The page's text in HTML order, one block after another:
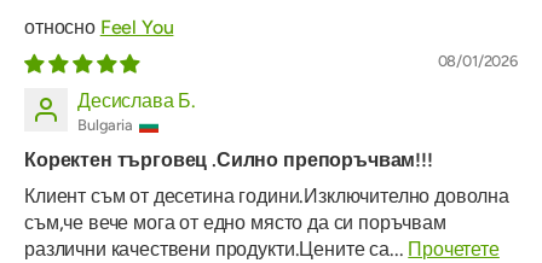
Feel You
08/01/2026
Десислава Б.
Bulgaria
Коректен търговец .Силно препоръчвам!!!
Клиент съм от десетина години.Изключително доволна
съм,че вече мога от едно място да си поръчвам
различни качествени продукти.Цените са... Прочетете